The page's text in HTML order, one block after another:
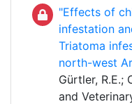
"Effects of
infestation
Triatoma
north-west
Gürtler, R.E.;
and